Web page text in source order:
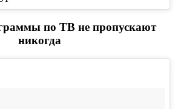
по ТВ не пропускают
никогда